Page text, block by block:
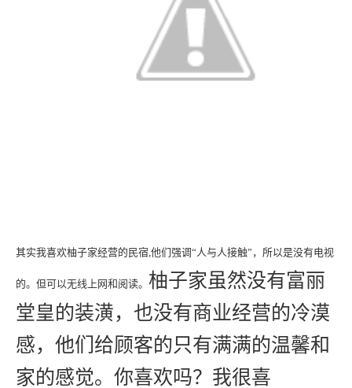
其实我喜欢柚子家经营的民宿,他们强调“人与人接触”，所以是没有电视
的。但可以无线上网和阅读。 柚子家虽然没有富丽
堂皇的装潢，也没有商业经营的冷漠
感，他们给顾客的只有满满的温馨和
家的感觉。你喜欢吗？我很喜